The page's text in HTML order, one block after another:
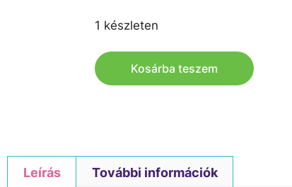
1 készleten
Kosárba teszem
Leírás További információk